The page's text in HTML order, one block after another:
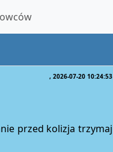
2026-07-20 10:24:53
przed kolizja trzymaj